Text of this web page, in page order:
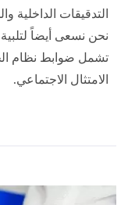
التدقيقات الداخلية
نحن نسعى أيضاً
تشمل ضوابط نظام
الامتثال الاجتماعي.